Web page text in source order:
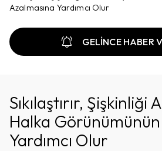
Azalmasına Yardımcı Olur
GELİNCE HABER
Sıkılaştırır, Şişkinliği
Halka Görünümünün
Yardımcı Olur